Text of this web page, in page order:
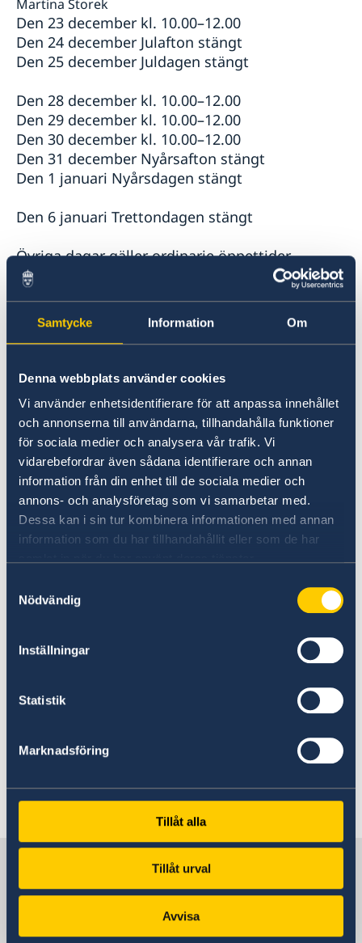
Samtycke Information Om
Denna webbplats använder cookies
Vi använder enhetsidentifierare för att anpassa innehållet
och annonserna till användarna, tillhandahålla funktioner
för sociala medier och analysera vår trafik. Vi
vidarebefordrar även sådana identifierare och annan
information från din enhet till de sociala medier och
annons- och analysföretag som vi samarbetar med.
Dessa kan i sin tur kombinera informationen med annan
information som du har tillhandahållit eller som de har
Nödvändig
Inställningar
Statistik
Marknadsföring
Tillåt alla
Tillåt urval
Avvisa
höstterminen 2023
Handbok mot människohandel
Sveriges samlade stöd till de jordbävningsdrabbade
Sveriges stöd till de jordbävningsdrabbade i Turkiet
Utrikesdeklarationen 2023
Rösta i Tjeckien i EU-valet 2024
Ambassaden erbjuder praktikplats för HT 2022
Tjeckien ändrar inreseregler från och med den 15
februari
Glad Nationaldag!
Nya Coronaviruset - aktuella händelser
En man som heter Ove
Gräns - filmvisning i trädgården
WikiGap 2019
Gott nytt år
Öppettider under jul
Ambassaden stängd
Martina Storek
Den 23 december kl. 10.00–12.00
Den 24 december Julafton stängt
Den 25 december Juldagen stängt
Den 28 december kl. 10.00–12.00
Den 29 december kl. 10.00–12.00
Den 30 december kl. 10.00–12.00
Den 31 december Nyårsafton stängt
Den 1 januari Nyårsdagen stängt
Den 6 januari Trettondagen stängt
Övriga dagar gäller ordinarie öppettider
Vardagar kl. 10.00–12.00
Senast uppdaterad 14 jan. 2021, 11.43
Sverige i Tjeckien
Sveriges ambassad